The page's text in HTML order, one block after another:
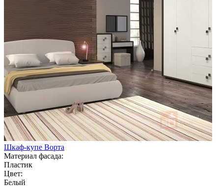
Шкаф-купе Ворта
Материал фасада:
Пластик
Цвет:
Белый